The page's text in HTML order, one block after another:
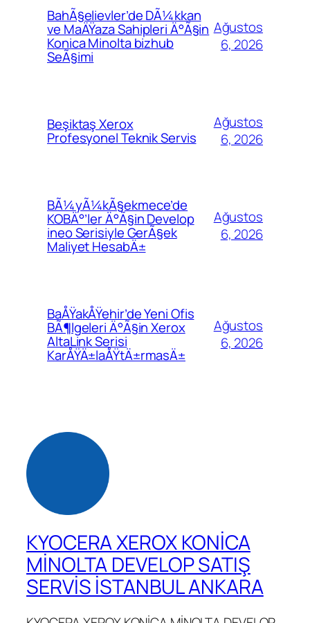
BahÃ§elievler’de DÃ¼kkan
ve MaÄŸaza Sahipleri Ä°Ã§in
Konica Minolta bizhub
SeÃ§imi
Ağustos
6, 2026
Beşiktaş Xerox
Profesyonel Teknik Servis
Ağustos
6, 2026
BÃ¼yÃ¼kÃ§ekmece’de
KOBÄ°’ler Ä°Ã§in Develop
ineo Serisiyle GerÃ§ek
Maliyet HesabÄ±
Ağustos
6, 2026
BaÅŸakÅŸehir’de Yeni Ofis
BÃ¶lgeleri Ä°Ã§in Xerox
AltaLink Serisi
KarÅŸÄ±laÅŸtÄ±rmasÄ±
Ağustos
6, 2026
KYOCERA XEROX KONİCA
MİNOLTA DEVELOP SATIŞ
SERVİS İSTANBUL ANKARA